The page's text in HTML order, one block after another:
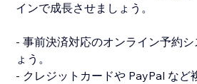
インで成長させましょう。
- 事前決済対応のオンライン予約
ょう。
- クレジットカードや PayPal など